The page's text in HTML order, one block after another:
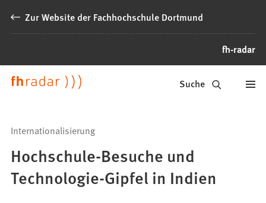
Inhalt anspringen
Zur Website der Fachhochschule Dortmund
fh-radar
News
FH
Dortmund
Suche
Internationalisierung
Hochschule-Besuche und
Technologie-Gipfel in Indien